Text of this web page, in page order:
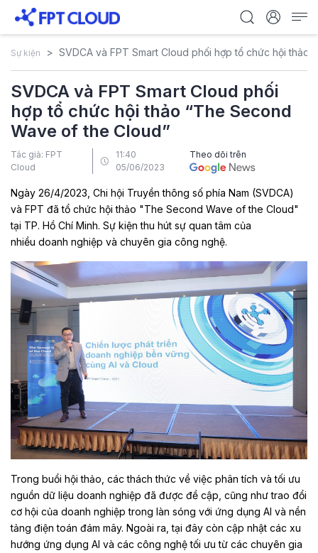
Sự kiện SVDCA và FPT Smart Cloud phối hợp tổ chức hội thảo
SVDCA và FPT Smart Cloud phối
hợp tổ chức hội thảo “The Second
Wave of the Cloud”
Tác giả: FPT
Cloud
11:40
05/06/2023
Theo dõi trên
Ngày 26/4/2023, Chi hội Truyền thông số phía Nam (SVDCA)
và FPT đã tổ chức hội thảo "The Second Wave of the Cloud"
tại TP. Hồ Chí Minh. Sự kiện thu hút sự quan tâm của
nhiều doanh nghiệp và chuyên gia công nghệ.
Trong buổi hội thảo, các thách thức về việc phân tích và tối ưu
nguồn dữ liệu doanh nghiệp đã được đề cập, cũng như trao đổi
cơ hội của doanh nghiệp trong làn sóng với ứng dụng AI và nền
tảng điện toán đám mây. Ngoài ra, tại đây còn cập nhật các xu
hướng ứng dụng AI và các công nghệ tối ưu từ các chuyên gia